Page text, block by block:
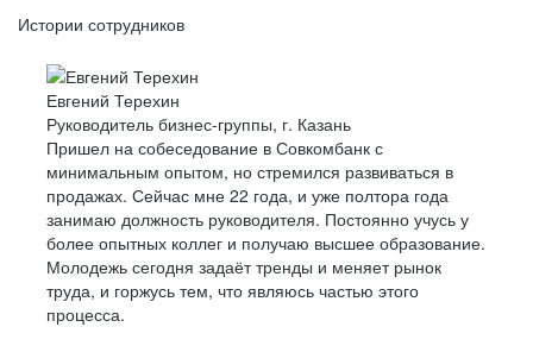
Истории сотрудников
Евгений Терехин
Руководитель бизнес-группы, г. Казань
Пришел на собеседование в Совкомбанк с
минимальным опытом, но стремился развиваться в
продажах. Сейчас мне 22 года, и уже полтора года
занимаю должность руководителя. Постоянно учусь у
более опытных коллег и получаю высшее образование.
Молодежь сегодня задаёт тренды и меняет рынок
труда, и горжусь тем, что являюсь частью этого
процесса.